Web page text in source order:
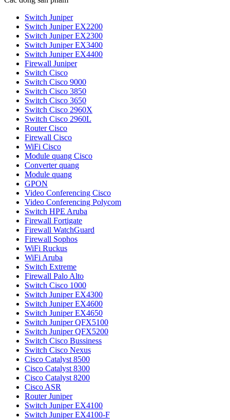
Switch Juniper
Switch Juniper EX2200
Switch Juniper EX2300
Switch Juniper EX3400
Switch Juniper EX4400
Firewall Juniper
Switch Cisco
Switch Cisco 9000
Switch Cisco 3850
Switch Cisco 3650
Switch Cisco 2960X
Switch Cisco 2960L
Router Cisco
Firewall Cisco
WiFi Cisco
Module quang Cisco
Converter quang
Module quang
GPON
Video Conferencing Cisco
Video Conferencing Polycom
Switch HPE Aruba
Firewall Fortigate
Firewall WatchGuard
Firewall Sophos
WiFi Ruckus
WiFi Aruba
Switch Extreme
Firewall Palo Alto
Switch Cisco 1000
Switch Juniper EX4300
Switch Juniper EX4600
Switch Juniper EX4650
Switch Juniper QFX5100
Switch Juniper QFX5200
Switch Cisco Bussiness
Switch Cisco Nexus
Cisco Catalyst 8500
Cisco Catalyst 8300
Cisco Catalyst 8200
Cisco ASR
Router Juniper
Switch Juniper EX4100
Switch Juniper EX4100-F